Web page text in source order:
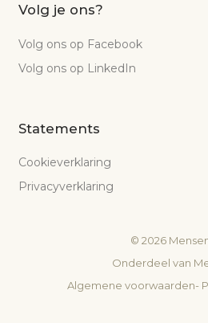
Volg je ons?
Volg ons op Facebook
Volg ons op LinkedIn
Statements
Cookieverklaring
Privacyverklaring
© 2026
Onderdeel van
Algemene voorwaarden-